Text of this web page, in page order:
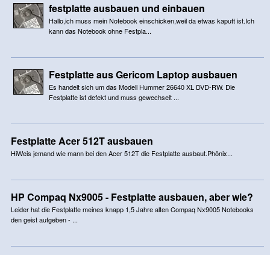
festplatte ausbauen und einbauen
Hallo,ich muss mein Notebook einschicken,weil da etwas kaputt ist.Ich
kann das Notebook ohne Festpla...
Festplatte aus Gericom Laptop ausbauen
Es handelt sich um das Modell Hummer 26640 XL DVD-RW. Die
Festplatte ist defekt und muss gewechselt ...
Festplatte Acer 512T ausbauen
HiWeis jemand wie mann bei den Acer 512T die Festplatte ausbaut.Phönix...
HP Compaq Nx9005 - Festplatte ausbauen, aber wie?
Leider hat die Festplatte meines knapp 1,5 Jahre alten Compaq Nx9005 Notebooks
den geist aufgeben - ...